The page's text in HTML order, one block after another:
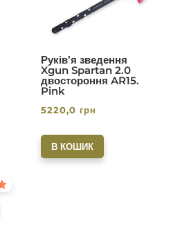
Руків’я зведення
Xgun Spartan 2.0
двостороння AR15.
Pink
5220,0 грн
В КОШИК